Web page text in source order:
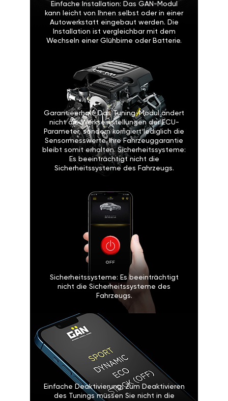
Einfache Installation: Das GAN-Modul
kann leicht von Ihnen selbst oder in einer
Autowerkstatt eingebaut werden. Die
Installation ist vergleichbar mit dem
Wechseln einer Glühbirne oder Batterie.
Garantieerhalt: Das Tuning-Modul ändert
nicht die Werkseinstellungen der ECU-
Parameter, sondern korrigiert lediglich die
Sensormesswerte. Ihre Fahrzeuggarantie
bleibt somit erhalten. Sicherheitssysteme:
Es beeinträchtigt nicht die
Sicherheitssysteme des Fahrzeugs.
Sicherheitssysteme: Es beeinträchtigt
nicht die Sicherheitssysteme des
Fahrzeugs.
Einfache Deaktivierung: Zum Deaktivieren
des Tunings müssen Sie nicht in die